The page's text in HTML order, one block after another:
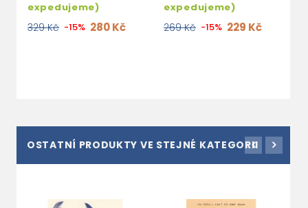
expedujeme)
329 Kč -15% 280 Kč
expedujeme)
269 Kč -15% 229 Kč
OSTATNÍ PRODUKTY VE STEJNÉ KATEGORII